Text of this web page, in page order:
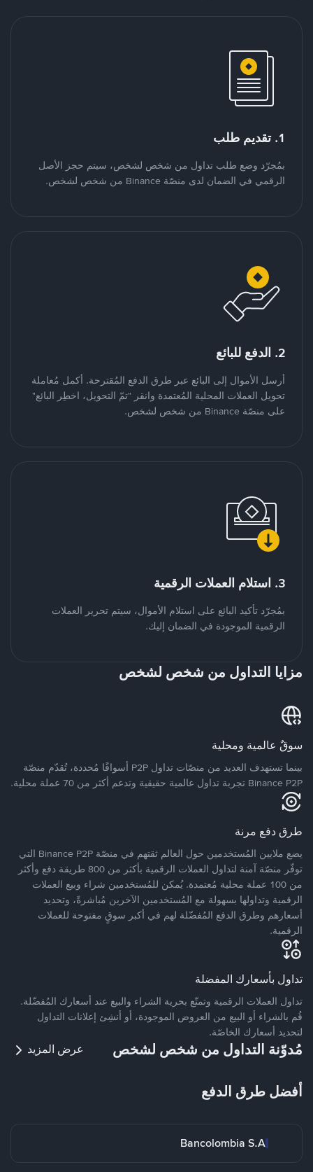
1. تقديم طلب
بمُجرّد وضع طلب تداول من شخص لشخص، سيتم حجز الأصل
الرقمي في الضمان لدى منصّة Binance من شخص لشخص.
2. الدفع للبائع
أرسل الأموال إلى البائع عبر طرق الدفع المُقترحة. أكمل مُعاملة
تحويل العملات المحلية المُعتمدة وانقر "تمّ التحويل، اخطِر البائع"
على منصّة Binance من شخص لشخص.
3. استلام العملات الرقمية
بمُجرّد تأكيد البائع على استلام الأموال، سيتم تحرير العملات
الرقمية الموجودة في الضمان إليك.
مزايا التداول من شخص لشخص
سوقٌ عالمية ومحلية
بينما تستهدف العديد من منصّات تداول P2P أسواقًا مُحددة، تُقدّم منصّة
Binance P2P تجربة تداول عالمية حقيقية وتدعم أكثر من 70 عملة محلية.
طرق دفع مرنة
يضع ملايين المُستخدمين حول العالم ثقتهم في منصّة Binance P2P التي
توفّر منصّة آمنة لتداول العملات الرقمية بأكثر من 800 طريقة دفع وأكثر
من 100 عملة محلية مُعتمدة. يُمكن للمُستخدمين شراء وبيع العملات
الرقمية وتداولها بسهولة مع المُستخدمين الآخرين مُباشرةً، وتحديد
أسعارهم وطرق الدفع المُفضّلة لهم في أكبر سوقٍ مفتوحة للعملات
الرقمية.
تداول بأسعارك المفضلة
تداول العملات الرقمية وتمتّع بحرية الشراء والبيع عند أسعارك المُفضّلة.
قُم بالشراء أو البيع من العروض الموجودة، أو أنشِئ إعلانات التداول
لتحديد أسعارك الخاصّة.
مُدوّنة التداول من شخص لشخص عرض المزيد
أفضل طرق الدفع
Bancolombia S.A